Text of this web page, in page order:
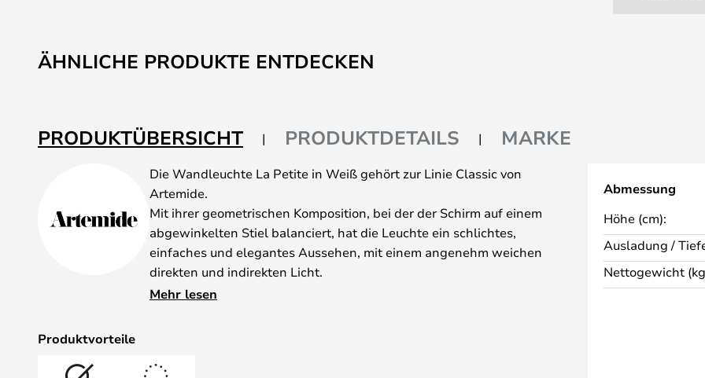
ÄHNLICHE PRODUKTE ENTDECKEN
PRODUKTÜBERSICHT PRODUKTDETAILS MARKE
Die Wandleuchte La Petite in Weiß gehört zur Linie Classic von
Artemide.
Mit ihrer geometrischen Komposition, bei der der Schirm auf einem
abgewinkelten Stiel balanciert, hat die Leuchte ein schlichtes,
einfaches und elegantes Aussehen, mit einem angenehm weichen
direkten und indirekten Licht.
Bitte beachten Sie Artemide bietet eine 5-Jahres-Garantie, wenn
Mehr lesen
Produktvorteile
Abmessung
Höhe (cm):
Ausladung /
Nettogewicht